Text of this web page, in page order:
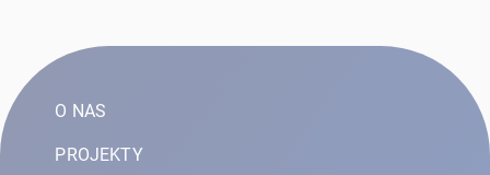
O NAS
PROJEKTY